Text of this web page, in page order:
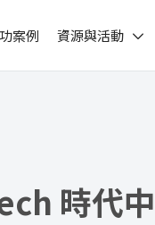
案例 資源與活動
時代